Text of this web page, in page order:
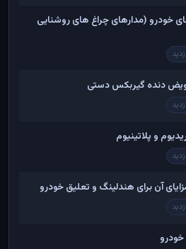
خودرو (مدارهای چراغ های روشنایی
دنده گیربکس دستی
و پلاتینیوم
آن برای هندلینگ و تعلیق خودرو
خودرو